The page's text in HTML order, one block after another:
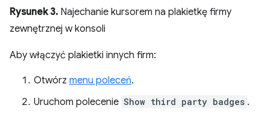
Rysunek 3. Najechanie kursorem na plakietkę firmy
zewnętrznej w konsoli
Aby włączyć plakietki innych firm:
Otwórz menu poleceń.
Uruchom polecenie Show third party badges .